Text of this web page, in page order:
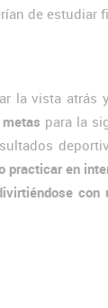
de estudiar
la vista atrás
para la
practicar en